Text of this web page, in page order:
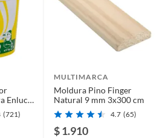
de alta calidad, te asegura
en tus proyectos de
belga garantiza un estándar de
Enlucir
(721)
MULTIMARCA
Moldura Pino Finger
Natural 9 mm 3x300 cm
4.7 (65)
$ 1.910